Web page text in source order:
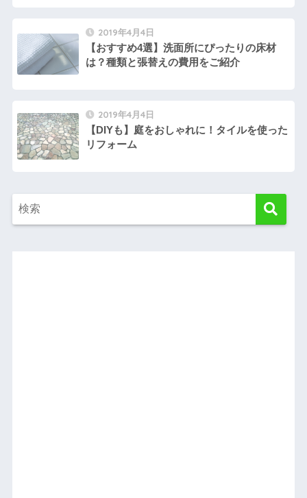
2019年4月4日
【おすすめ4選】洗面所にぴったりの床材
は？種類と張替えの費用をご紹介
2019年4月4日
【DIYも】庭をおしゃれに！タイルを使った
リフォーム